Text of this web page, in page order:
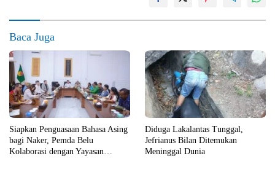
Baca Juga
Siapkan Penguasaan Bahasa Asing
bagi Naker, Pemda Belu
Kolaborasi dengan Yayasan
Diduga Lakalantas Tunggal,
Jefrianus Bilan Ditemukan
Meninggal Dunia